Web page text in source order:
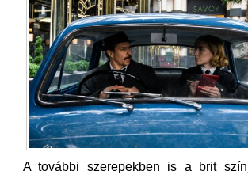
A további szerepekben is a brit